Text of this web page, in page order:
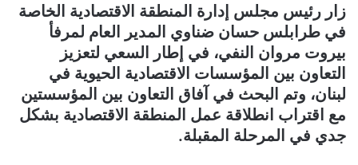
زار رئيس مجلس إدارة المنطقة الاقتصادية الخاصة
في طرابلس حسان ضناوي المدير العام لمرفأ
بيروت مروان النفي، في إطار السعي لتعزيز
التعاون بين المؤسسات الاقتصادية الحيوية في
لبنان، وتم البحث في آفاق التعاون بين المؤسستين
مع اقتراب انطلاقة عمل المنطقة الاقتصادية بشكل
جدي في المرحلة المقبلة.